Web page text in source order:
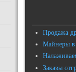
Продажа
Майнеры
Заказы